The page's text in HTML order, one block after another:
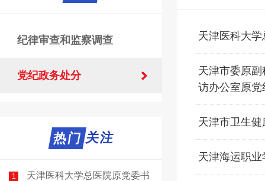
纪律审查和监察调查
党纪政务处分
热门关注
热门
1
天津医科大学总医院原党委书
天津医科大
天津市委原
访办公室原
天津市卫生
天津海运职